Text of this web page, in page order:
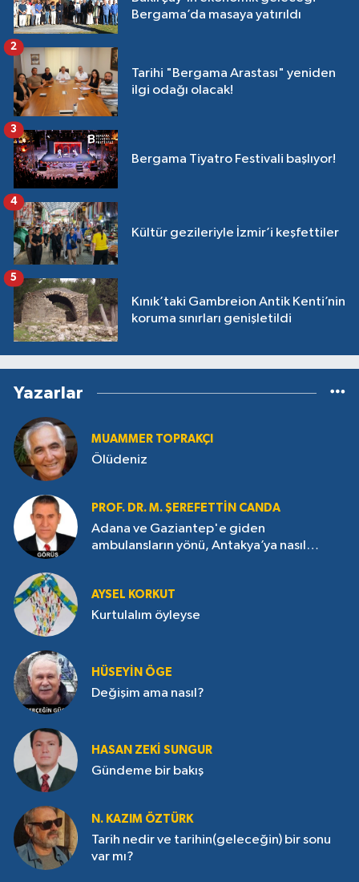
Bergama’da masaya yatırıldı
Tarihi "Bergama Arastası" yeniden
ilgi odağı olacak!
2
Bergama Tiyatro Festivali başlıyor!
3
Kültür gezileriyle İzmir’i keşfettiler
4
Kınık’taki Gambreion Antik Kenti’nin
koruma sınırları genişletildi
5
Yazarlar
MUAMMER TOPRAKÇI
Ölüdeniz
PROF. DR. M. ŞEREFETTIN CANDA
Adana ve Gaziantep'e giden
ambulansların yönü, Antakya’ya nasıl
AYSEL KORKUT
Kurtulalım öyleyse
HÜSEYIN ÖGE
Değişim ama nasıl?
HASAN ZEKI SUNGUR
Gündeme bir bakış
N. KAZIM ÖZTÜRK
Tarih nedir ve tarihin(geleceğin) bir sonu
var mı?